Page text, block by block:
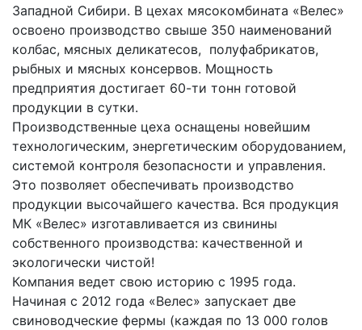
Западной Сибири. В цехах мясокомбината «Велес»
освоено производство свыше 350 наименований
колбас, мясных деликатесов, полуфабрикатов,
рыбных и мясных консервов. Мощность
предприятия достигает 60-ти тонн готовой
продукции в сутки.
Производственные цеха оснащены новейшим
технологическим, энергетическим оборудованием,
системой контроля безопасности и управления.
Это позволяет обеспечивать производство
продукции высочайшего качества. Вся продукция
МК «Велес» изготавливается из свинины
собственного производства: качественной и
экологически чистой!
Компания ведет свою историю с 1995 года.
Начиная с 2012 года «Велес» запускает две
свиноводческие фермы (каждая по 13 000 голов